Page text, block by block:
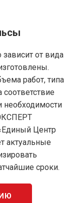
зависит от вида
работ, типа
необходимости
Центр
актуальные
сроки.